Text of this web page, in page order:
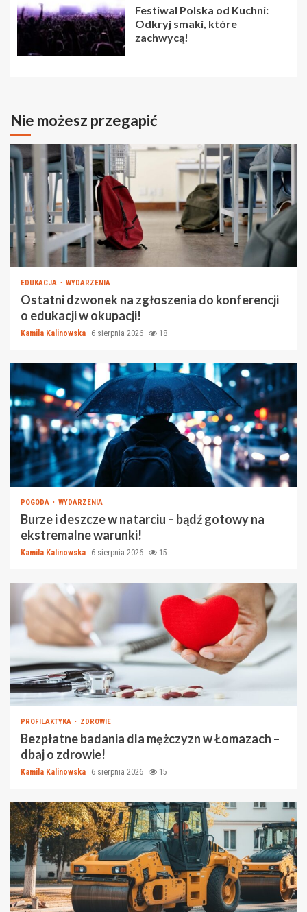
Festiwal Polska od Kuchni:
Odkryj smaki, które
zachwycą!
Nie możesz przegapić
EDUKACJA WYDARZENIA
Ostatni dzwonek na zgłoszenia do konferencji
o edukacji w okupacji!
Kamila Kalinowska 6 sierpnia 2026 18
POGODA WYDARZENIA
Burze i deszcze w natarciu – bądź gotowy na
ekstremalne warunki!
Kamila Kalinowska 6 sierpnia 2026 15
PROFILAKTYKA ZDROWIE
Bezpłatne badania dla mężczyzn w Łomazach –
dbaj o zdrowie!
Kamila Kalinowska 6 sierpnia 2026 15